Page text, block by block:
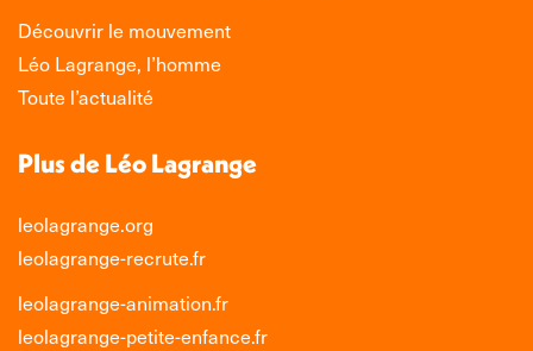
Découvrir le mouvement
Léo Lagrange, l’homme
Toute l’actualité
Plus de Léo Lagrange
leolagrange.org
leolagrange-recrute.fr
leolagrange-animation.fr
leolagrange-petite-enfance.fr